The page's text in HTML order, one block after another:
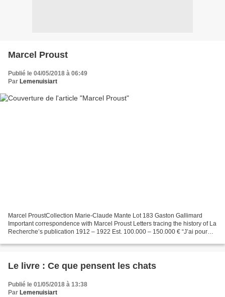
Marcel Proust
Publié le 04/05/2018 à 06:49
Par Lemenuisiart
Marcel ProustCollection Marie-Claude Mante Lot 183 Gaston Gallimard
Important correspondence with Marcel Proust Letters tracing the history of La
Recherche’s publication 1912 – 1922 Est. 100.000 – 150.000 € “J’ai pour
Le livre : Ce que pensent les chats
Publié le 01/05/2018 à 13:38
Par Lemenuisiart